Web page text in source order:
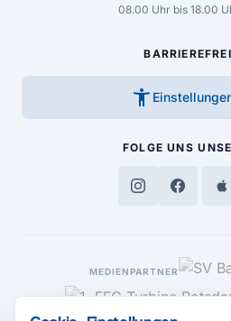
08.00 Uhr bis 18.00
accessibility_new
FOLGE UNS
MEDIENPARTNER